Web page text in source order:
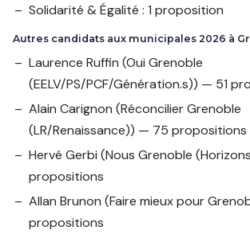
Solidarité & Égalité : 1 proposition
Autres candidats aux municipales 2026 à
Laurence Ruffin (Oui Grenoble
(EELV/PS/PCF/Génération.s)) — 51
Alain Carignon (Réconcilier Grenoble
(LR/Renaissance)) — 75 propositions
Hervé Gerbi (Nous Grenoble
propositions
Allan Brunon (Faire mieux pour
propositions